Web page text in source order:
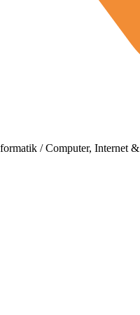
/ Computer, Internet